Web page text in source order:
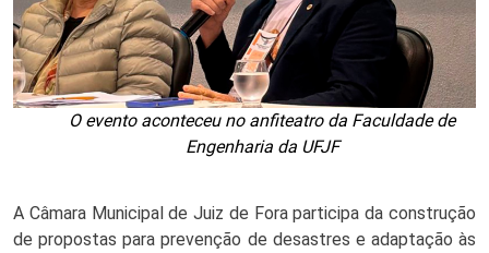
O evento aconteceu no anfiteatro da Faculdade de
Engenharia da UFJF
A Câmara Municipal de Juiz de Fora participa da construção
de propostas para prevenção de desastres e adaptação às